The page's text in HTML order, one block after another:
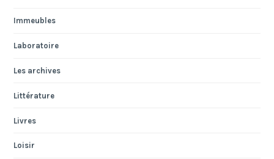
Immeubles
Laboratoire
Les archives
Littérature
Livres
Loisir